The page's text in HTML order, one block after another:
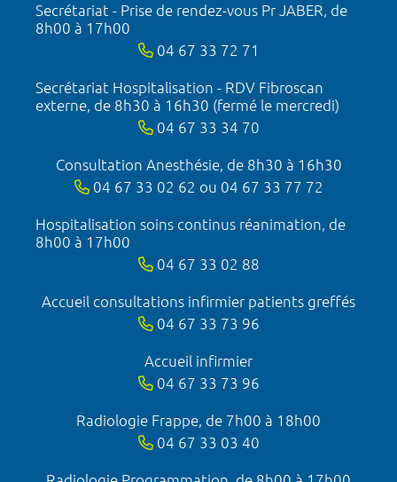
Secrétariat - Prise de rendez-vous Pr JABER, de
8h00 à 17h00
04 67 33 72 71
Secrétariat Hospitalisation - RDV Fibroscan
externe, de 8h30 à 16h30 (fermé le mercredi)
04 67 33 34 70
Consultation Anesthésie, de 8h30 à 16h30
04 67 33 02 62 ou 04 67 33 77 72
Hospitalisation soins continus réanimation, de
8h00 à 17h00
04 67 33 02 88
Accueil consultations infirmier patients greffés
04 67 33 73 96
Accueil infirmier
04 67 33 73 96
Radiologie Frappe, de 7h00 à 18h00
04 67 33 03 40